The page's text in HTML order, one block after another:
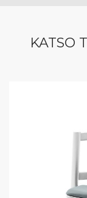
KATSO